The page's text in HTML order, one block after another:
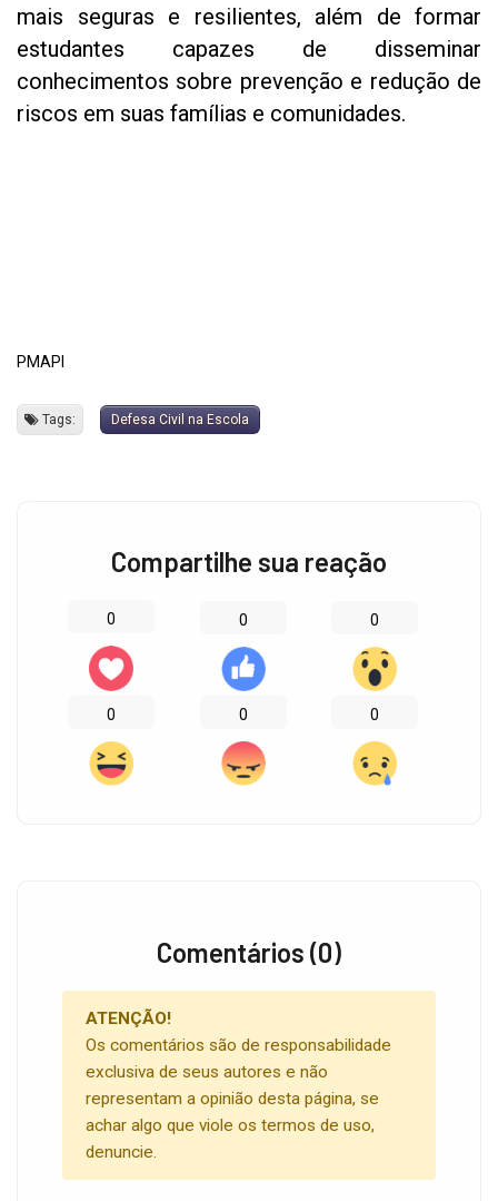
mais seguras e resilientes, além de formar
estudantes capazes de disseminar
conhecimentos sobre prevenção e redução de
riscos em suas famílias e comunidades.
PMAPI
Tags: Defesa Civil na Escola
Compartilhe sua reação
0 0 0
0 0 0
Comentários (0)
ATENÇÃO!
Os comentários são de responsabilidade
exclusiva de seus autores e não
representam a opinião desta página, se
achar algo que viole os termos de uso,
denuncie.